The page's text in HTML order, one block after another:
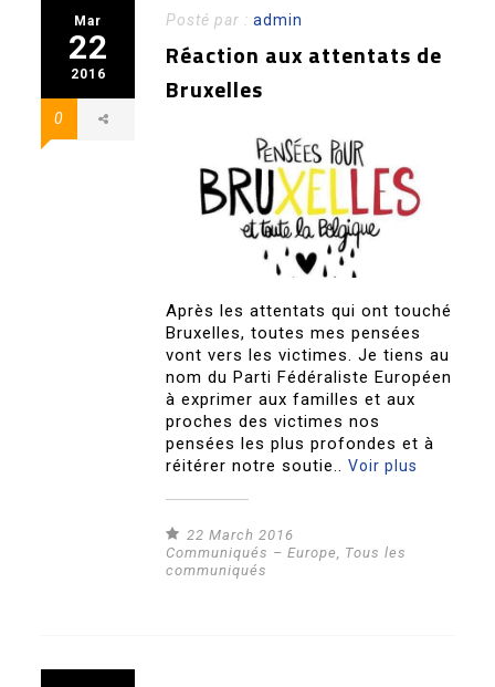
Mar
22
2016
0
Posté par :admin
Réaction aux attentats de
Bruxelles
Après les attentats qui ont touché
Bruxelles, toutes mes pensées
vont vers les victimes. Je tiens au
nom du Parti Fédéraliste Européen
à exprimer aux familles et aux
proches des victimes nos
pensées les plus profondes et à
réitérer notre soutie..Voir plus
22 March 2016
Communiqués – Europe, Tous les
communiqués